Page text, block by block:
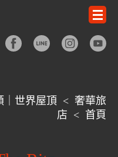
｜世界屋頂 < 奢華旅
店 < 首頁